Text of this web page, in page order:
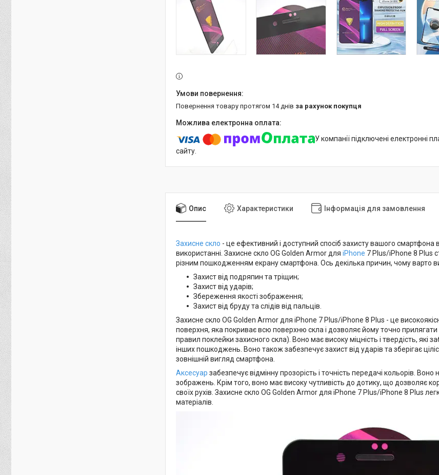
повернення товару протягом 14 днів за рахунок покупця
У компанії підключені електронні
сайту.
Опис Характеристики Інформація для замовлення
Захисне скло - це ефективний і доступний спосіб захисту вашого
використанні. Захисне скло OG Golden Armor для iPhone 7 Plus/iPhone 8 Plus
різним пошкодженням екрану смартфона. Ось декілька причин, чому варто
Захист від подряпин та тріщин;
Захист від ударів;
Збереження якості зображення;
Захист від бруду та слідів від пальців.
Захисне скло OG Golden Armor для iPhone 7 Plus/iPhone 8 Plus - це
поверхня, яка покриває всю поверхню скла і дозволяє йому точно
правил поклейки захисного скла). Воно має високу міцність і твердість, які
інших пошкоджень. Воно також забезпечує захист від ударів та зберігає
зовнішній вигляд смартфона.
Аксесуар забезпечує відмінну прозорість і точність передачі кольорів.
зображень. Крім того, воно має високу чутливість до дотику, що дозволяє
своїх рухів. Захисне скло OG Golden Armor для iPhone 7 Plus/iPhone 8 Plus
матеріалів.